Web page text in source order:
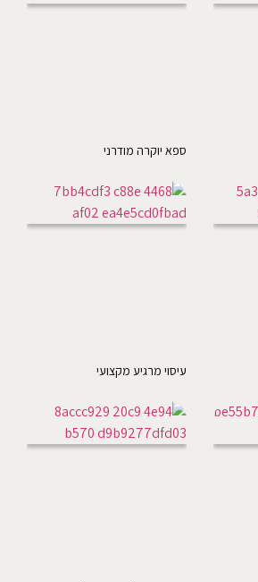
ספא יוקרה מודרני
עיסוי מרגיע מקצועי